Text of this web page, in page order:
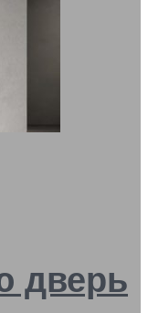
дверь